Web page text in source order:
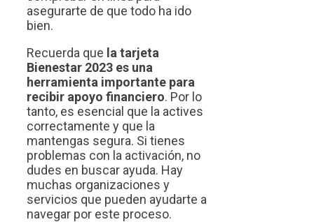
asegurarte de que todo ha ido
bien.
Recuerda que la tarjeta
Bienestar 2023 es una
herramienta importante para
recibir apoyo financiero. Por lo
tanto, es esencial que la actives
correctamente y que la
mantengas segura. Si tienes
problemas con la activación, no
dudes en buscar ayuda. Hay
muchas organizaciones y
servicios que pueden ayudarte a
navegar por este proceso.